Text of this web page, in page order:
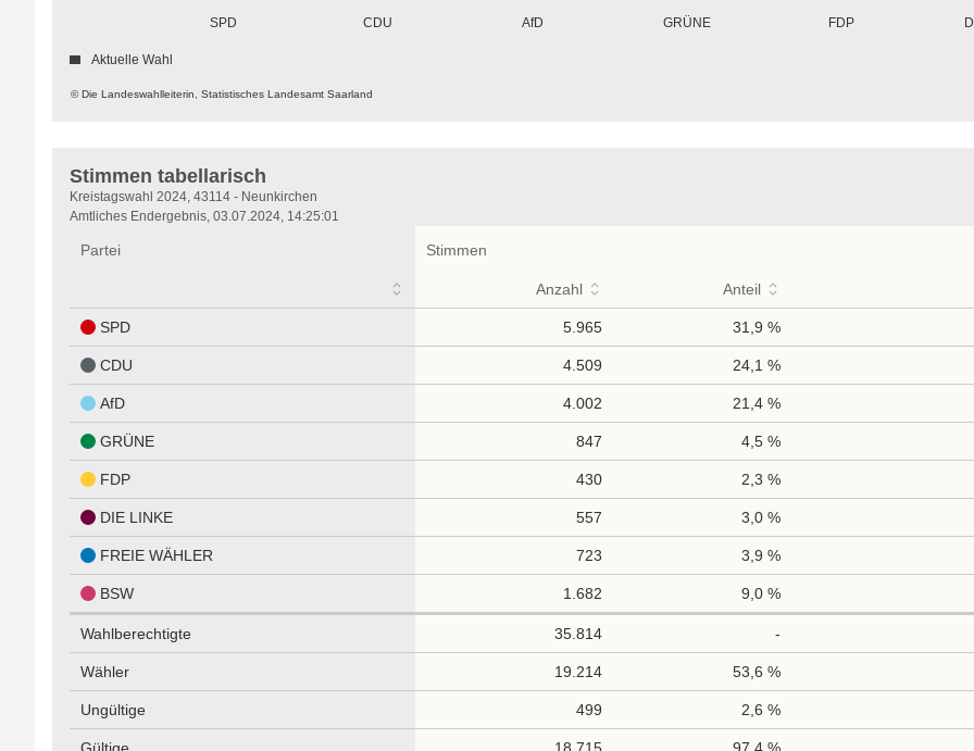
SPD CDU AfD GRÜNE FDP
© Die Landeswahlleiterin, Statistisches Landesamt Saarland
Aktuelle Wahl
Stimmen tabellarisch
Stimmen
tabellarisch
Kreistagswahl 2024, 43114 - Neunkirchen
Amtliches Endergebnis, 03.07.2024, 14:25:01
Partei Stimmen
Anzahl Anteil
SPD 5.965 31,9 %
CDU 4.509 24,1 %
AfD 4.002 21,4 %
GRÜNE 847 4,5 %
FDP 430 2,3 %
DIE LINKE 557 3,0 %
FREIE WÄHLER 723 3,9 %
BSW 1.682 9,0 %
Wahlberechtigte 35.814 -
Wähler 19.214 53,6 %
Ungültige 499 2,6 %